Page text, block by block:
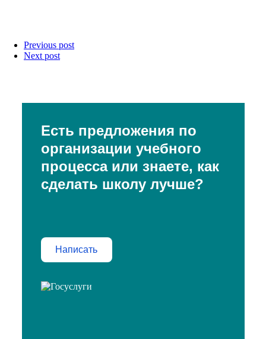
Previous post
Next post
Есть предложения по
организации учебного
процесса или знаете, как
сделать школу лучше?
Написать